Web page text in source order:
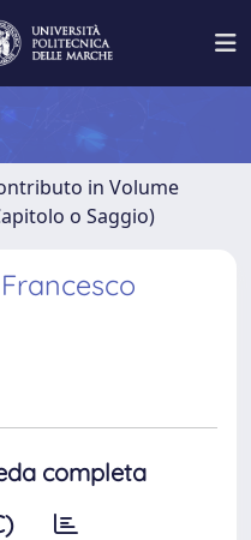
in Volume
o Saggio)
completa